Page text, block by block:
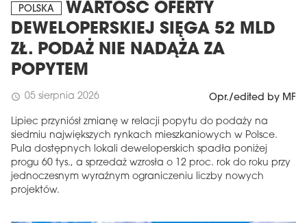
POLSKA
WARTOŚĆ OFERTY
DEWELOPERSKIEJ SIĘGA 52 MLD
ZŁ. PODAŻ NIE NADĄŻA ZA
POPYTEM
schedule 05 sierpnia 2026 Opr./edited by MF
Lipiec przyniósł zmianę w relacji popytu do podaży na
siedmiu największych rynkach mieszkaniowych w Polsce.
Pula dostępnych lokali deweloperskich spadła poniżej
progu 60 tys., a sprzedaż wzrosła o 12 proc. rok do roku przy
jednoczesnym wyraźnym ograniczeniu liczby nowych
projektów.